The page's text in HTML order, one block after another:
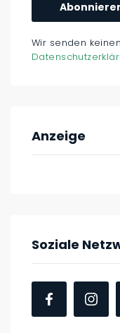
Wir senden
Anzeige
Soziale